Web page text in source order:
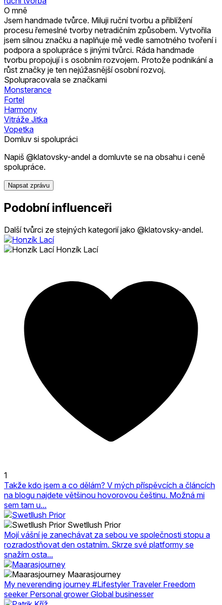
O mně
Jsem handmade tvůrce. Miluji ruční tvorbu a přiblížení
procesu řemeslné tvorby netradičním způsobem. Vytvořila
jsem silnou značku a naplňuje mě vedle samotného tvoření i
podpora a spolupráce s jinými tvůrci. Ráda handmade
tvorbu propojují i s osobním rozvojem. Protože podnikání a
růst značky je ten nejúžasnější osobní rozvoj.
Spolupracovala se značkami
Monsterance
Fortel
Harmony
Vitráže Jitka
Vopetka
Domluv si spolupráci
Napiš @klatovsky-andel a domluvte se na obsahu i ceně
spolupráce.
Napsat zprávu
Podobní influenceři
Další tvůrci ze stejných kategorií jako @klatovsky-andel.
Honzík Lací
1
Takže kdo jsem a co dělám? V mých příspěvcích a článcích
na blogu najdete většinou hovorovou češtinu. Možná mi
sem tam u...
Swetllush Prior
Mojí vášní je zanechávat za sebou ve společnosti stopu a
rozradostňovat den ostatním. Skrze své platformy se
snažím osta...
Maarasjourney
My neverending journey #Lifestyler Traveler Freedom
seeker Personal grower Global businesser